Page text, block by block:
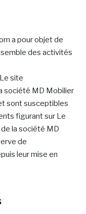
a pour objet de
des activités
site
société MD Mobilier
sont susceptibles
figurant sur Le
la société MD
de
leur mise en